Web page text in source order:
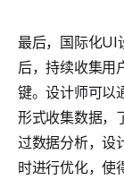
最后，国际化UI
后，持续收集用
键。设计师可以
形式收集数据，
过数据分析，设
时进行优化，使